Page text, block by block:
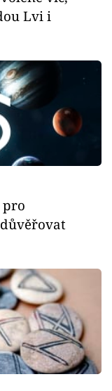
Lvi i
pro